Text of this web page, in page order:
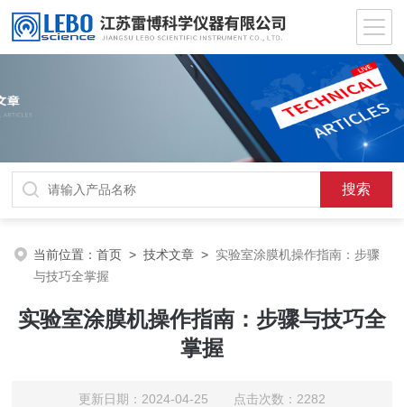
当前位置：首页 >技术文章 > 实验室涂膜机操作指南：步骤
与技巧全掌握
实验室涂膜机操作指南：步骤与技巧全
掌握
更新日期：2024-04-25 点击次数：2282